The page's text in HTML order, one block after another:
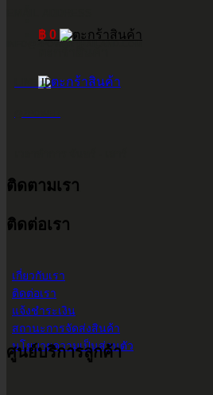
฿ 0
INFO@2POWERTHAILAND.COM
LINE ID
9.00 น. - 17.30 น.
ติดตามเรา
ติดต่อเรา
เกี่ยวกับเรา
ติดต่อเรา
แจ้งชำระเงิน
สถานะการจัดส่งสินค้า
นโยบายความเป็นส่วนตัว
ศูนย์บริการลูกค้า